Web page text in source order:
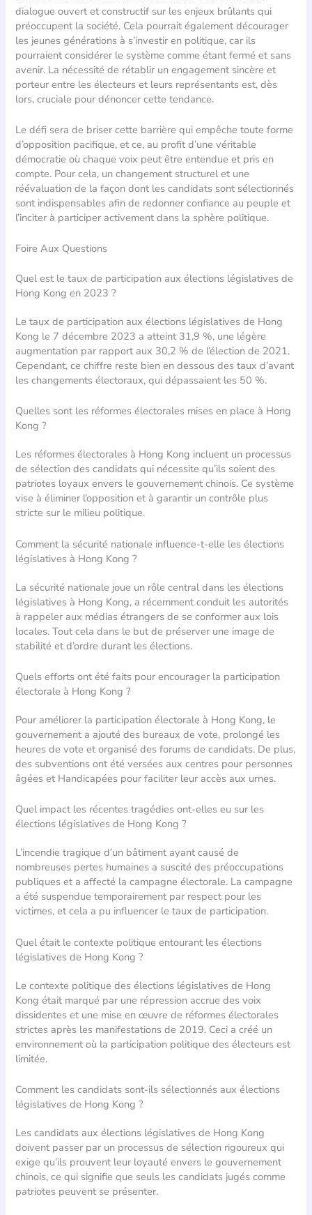
dialogue ouvert et constructif sur les enjeux brûlants qui
préoccupent la société. Cela pourrait également décourager
les jeunes générations à s’investir en politique, car ils
pourraient considérer le système comme étant fermé et sans
avenir. La nécessité de rétablir un engagement sincère et
porteur entre les électeurs et leurs représentants est, dès
lors, cruciale pour dénoncer cette tendance.
Le défi sera de briser cette barrière qui empêche toute forme
d’opposition pacifique, et ce, au profit d’une véritable
démocratie où chaque voix peut être entendue et pris en
compte. Pour cela, un changement structurel et une
réévaluation de la façon dont les candidats sont sélectionnés
sont indispensables afin de redonner confiance au peuple et
l’inciter à participer activement dans la sphère politique.
Foire Aux Questions
Quel est le taux de participation aux élections législatives de
Hong Kong en 2023 ?
Le taux de participation aux élections législatives de Hong
Kong le 7 décembre 2023 a atteint 31,9 %, une légère
augmentation par rapport aux 30,2 % de l’élection de 2021.
Cependant, ce chiffre reste bien en dessous des taux d’avant
les changements électoraux, qui dépassaient les 50 %.
Quelles sont les réformes électorales mises en place à Hong
Kong ?
Les réformes électorales à Hong Kong incluent un processus
de sélection des candidats qui nécessite qu’ils soient des
patriotes loyaux envers le gouvernement chinois. Ce système
vise à éliminer l’opposition et à garantir un contrôle plus
stricte sur le milieu politique.
Comment la sécurité nationale influence-t-elle les élections
législatives à Hong Kong ?
La sécurité nationale joue un rôle central dans les élections
législatives à Hong Kong, a récemment conduit les autorités
à rappeler aux médias étrangers de se conformer aux lois
locales. Tout cela dans le but de préserver une image de
stabilité et d’ordre durant les élections.
Quels efforts ont été faits pour encourager la participation
électorale à Hong Kong ?
Pour améliorer la participation électorale à Hong Kong, le
gouvernement a ajouté des bureaux de vote, prolongé les
heures de vote et organisé des forums de candidats. De plus,
des subventions ont été versées aux centres pour personnes
âgées et Handicapées pour faciliter leur accès aux urnes.
Quel impact les récentes tragédies ont-elles eu sur les
élections législatives de Hong Kong ?
L’incendie tragique d’un bâtiment ayant causé de
nombreuses pertes humaines a suscité des préoccupations
publiques et a affecté la campagne électorale. La campagne
a été suspendue temporairement par respect pour les
victimes, et cela a pu influencer le taux de participation.
Quel était le contexte politique entourant les élections
législatives de Hong Kong ?
Le contexte politique des élections législatives de Hong
Kong était marqué par une répression accrue des voix
dissidentes et une mise en œuvre de réformes électorales
strictes après les manifestations de 2019. Ceci a créé un
environnement où la participation politique des électeurs est
limitée.
Comment les candidats sont-ils sélectionnés aux élections
législatives de Hong Kong ?
Les candidats aux élections législatives de Hong Kong
doivent passer par un processus de sélection rigoureux qui
exige qu’ils prouvent leur loyauté envers le gouvernement
chinois, ce qui signifie que seuls les candidats jugés comme
patriotes peuvent se présenter.